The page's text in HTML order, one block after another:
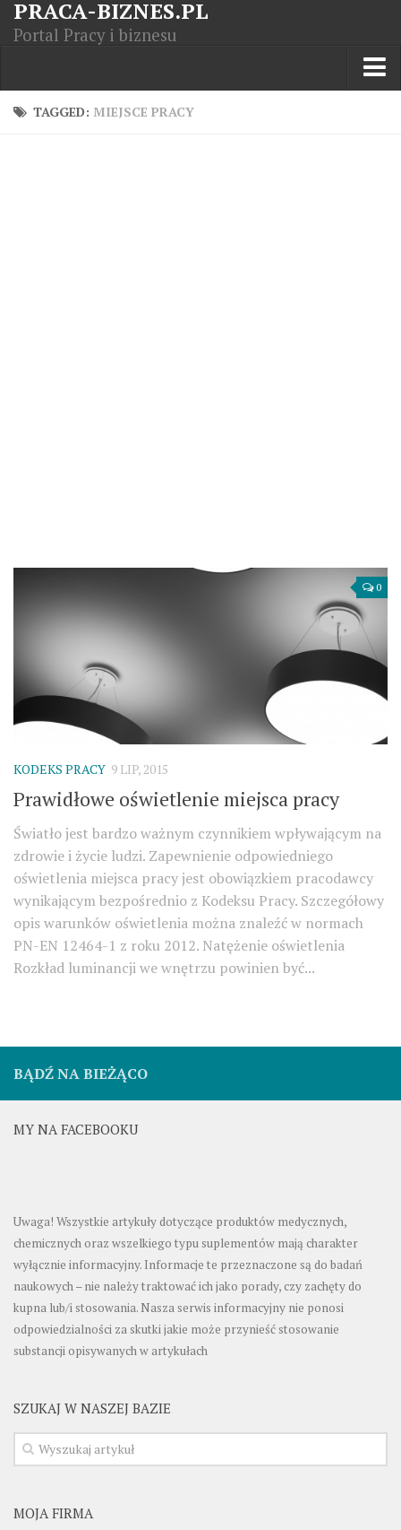
PRACA-BIZNES.PL
Portal Pracy i biznesu
Praca w kraju
TAGGED: MIEJSCE PRACY
0
KODEKS PRACY 9 LIP, 2015
Prawidłowe oświetlenie miejsca pracy
Światło jest bardzo ważnym czynnikiem wpływającym na
zdrowie i życie ludzi. Zapewnienie odpowiedniego
oświetlenia miejsca pracy jest obowiązkiem pracodawcy
wynikającym bezpośrednio z Kodeksu Pracy. Szczegółowy
opis warunków oświetlenia można znaleźć w normach
PN-EN 12464-1 z roku 2012. Natężenie oświetlenia
Rozkład luminancji we wnętrzu powinien być...
BĄDŹ NA BIEŻĄCO
MY NA FACEBOOKU
Uwaga! Wszystkie artykuły dotyczące produktów medycznych,
chemicznych oraz wszelkiego typu suplementów mają charakter
wyłącznie informacyjny. Informacje te przeznaczone są do badań
naukowych – nie należy traktować ich jako porady, czy zachęty do
kupna lub/i stosowania. Nasza serwis informacyjny nie ponosi
odpowiedzialności za skutki jakie może przynieść stosowanie
substancji opisywanych w artykułach
SZUKAJ W NASZEJ BAZIE
MOJA FIRMA